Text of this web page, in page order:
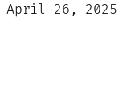
April 26, 2025